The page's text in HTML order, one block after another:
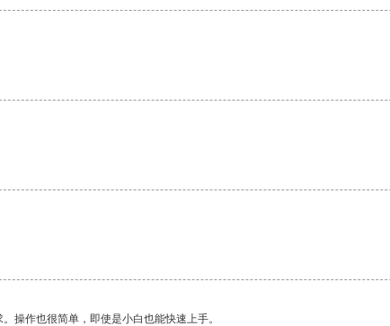
操作也很简单，即使是小白也能快速上手。